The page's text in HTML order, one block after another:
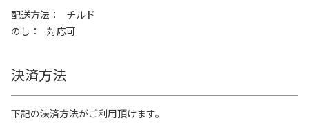
配送方法
チルド
のし
対応可
決済方法
下記の決済方法がご利用頂けます。